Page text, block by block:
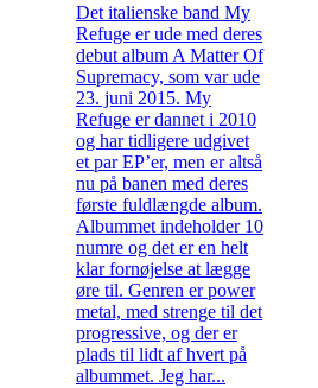
Det italienske band My
Refuge er ude med deres
debut album A Matter Of
Supremacy, som var ude
23. juni 2015. My
Refuge er dannet i 2010
og har tidligere udgivet
et par EP’er, men er altså
nu på banen med deres
første fuldlængde album.
Albummet indeholder 10
numre og det er en helt
klar fornøjelse at lægge
øre til. Genren er power
metal, med strenge til det
progressive, og der er
plads til lidt af hvert på
albummet. Jeg har...